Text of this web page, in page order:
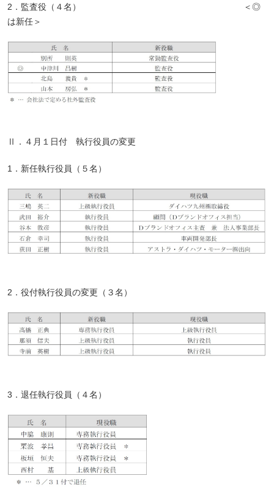
2．監査役（４名） ＜◎
は新任＞
Ⅱ．４月１日付 執行役員の変更
1．新任執行役員（５名）
2．役付執行役員の変更（３名）
3．退任執行役員（４名）